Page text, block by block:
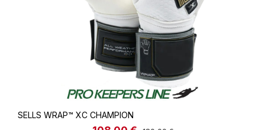
SELLS WRAP™ XC CHAMPION